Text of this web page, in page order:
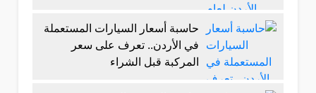
حاسبة أسعار السيارات المستعملة
في الأردن.. تعرف على سعر
المركبة قبل الشراء